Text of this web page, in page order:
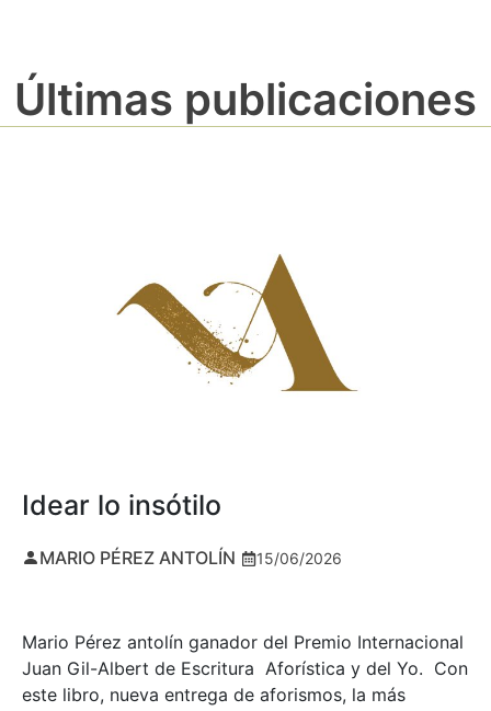
Últimas publicaciones
Idear lo insótilo
MARIO PÉREZ ANTOLÍN 15/06/2026
Mario Pérez antolín ganador del Premio Internacional
Juan Gil-Albert de Escritura Aforística y del Yo. Con
este libro, nueva entrega de aforismos, la más